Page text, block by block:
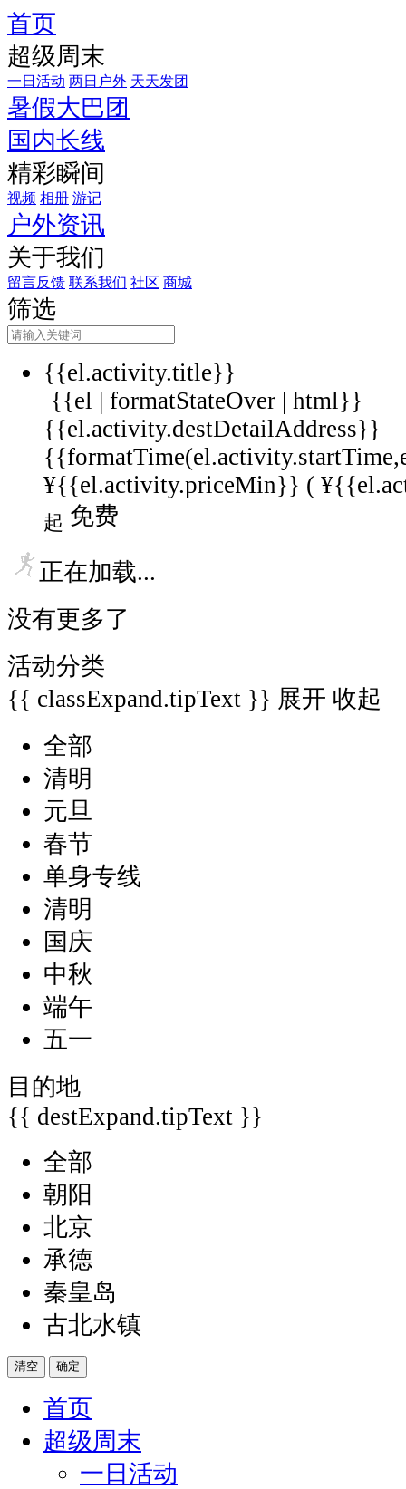
首页
超级周末
一日活动 两日户外 天天发团
暑假大巴团
国内长线
精彩瞬间
视频 相册 游记
户外资讯
关于我们
留言反馈 联系我们 社区 商城
筛选
{{el.activity.title}}
{{el | formatStateOver | html}}
{{el.activity.destDetailAddress}}
¥{{el.activity.priceMin}} (
起 免费
正在加载...
没有更多了
活动分类
{{ classExpand.tipText }} 展开 收起
全部
清明
元旦
春节
单身专线
清明
国庆
中秋
端午
五一
目的地
{{ destExpand.tipText }}
全部
朝阳
北京
承德
秦皇岛
古北水镇
清空 确定
首页
超级周末
一日活动